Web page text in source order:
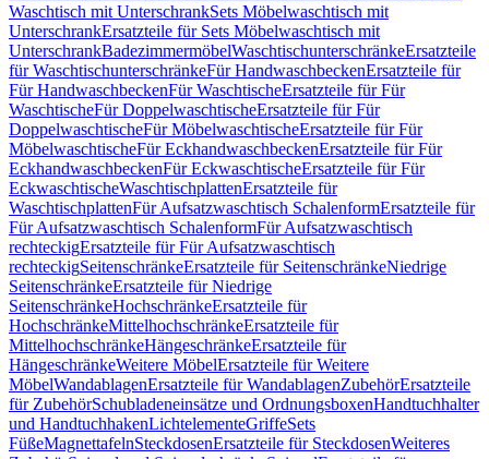
Waschtisch mit UnterschrankSets Möbelwaschtisch mit
UnterschrankErsatzteile für Sets Möbelwaschtisch mit
UnterschrankBadezimmermöbelWaschtischunterschränkeErsatzteile
für WaschtischunterschränkeFür HandwaschbeckenErsatzteile für
Für HandwaschbeckenFür WaschtischeErsatzteile für Für
WaschtischeFür DoppelwaschtischeErsatzteile für Für
DoppelwaschtischeFür MöbelwaschtischeErsatzteile für Für
MöbelwaschtischeFür EckhandwaschbeckenErsatzteile für Für
EckhandwaschbeckenFür EckwaschtischeErsatzteile für Für
EckwaschtischeWaschtischplattenErsatzteile für
WaschtischplattenFür Aufsatzwaschtisch SchalenformErsatzteile für
Für Aufsatzwaschtisch SchalenformFür Aufsatzwaschtisch
rechteckigErsatzteile für Für Aufsatzwaschtisch
rechteckigSeitenschränkeErsatzteile für SeitenschränkeNiedrige
SeitenschränkeErsatzteile für Niedrige
SeitenschränkeHochschränkeErsatzteile für
HochschränkeMittelhochschränkeErsatzteile für
MittelhochschränkeHängeschränkeErsatzteile für
HängeschränkeWeitere MöbelErsatzteile für Weitere
MöbelWandablagenErsatzteile für WandablagenZubehörErsatzteile
für ZubehörSchubladeneinsätze und OrdnungsboxenHandtuchhalter
und HandtuchhakenLichtelementeGriffeSets
FüßeMagnettafelnSteckdosenErsatzteile für SteckdosenWeiteres